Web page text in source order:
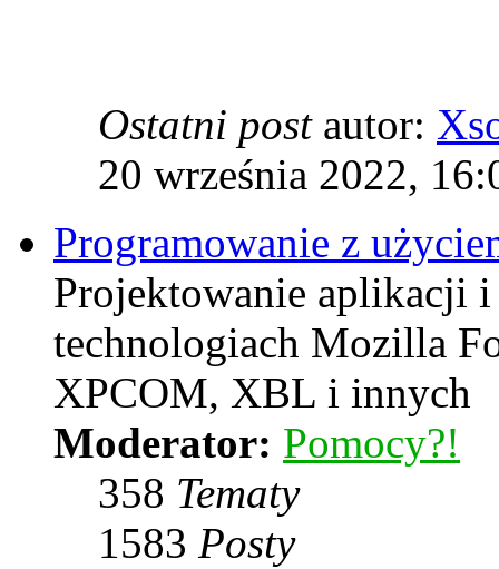
Ostatni postautor:
20 września 2022,
Programowanie z
Projektowanie aplikacji i
technologiach Mozilla
XPCOM, XBL i innych
Moderator: Pomocy?!
358 Tematy
1583 Posty